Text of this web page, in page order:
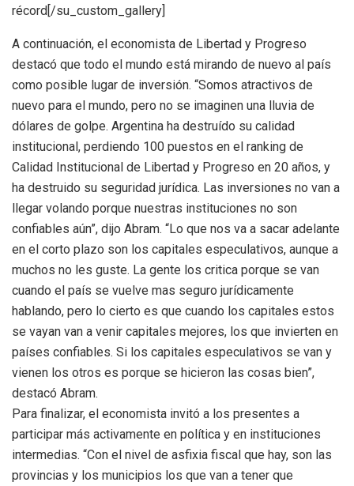
récord[/su_custom_gallery]
A continuación, el economista de Libertad y Progreso
destacó que todo el mundo está mirando de nuevo al país
como posible lugar de inversión. “Somos atractivos de
nuevo para el mundo, pero no se imaginen una lluvia de
dólares de golpe. Argentina ha destruído su calidad
institucional, perdiendo 100 puestos en el ranking de
Calidad Institucional de Libertad y Progreso en 20 años, y
ha destruido su seguridad jurídica. Las inversiones no van a
llegar volando porque nuestras instituciones no son
confiables aún”, dijo Abram. “Lo que nos va a sacar adelante
en el corto plazo son los capitales especulativos, aunque a
muchos no les guste. La gente los critica porque se van
cuando el país se vuelve mas seguro jurídicamente
hablando, pero lo cierto es que cuando los capitales estos
se vayan van a venir capitales mejores, los que invierten en
países confiables. Si los capitales especulativos se van y
vienen los otros es porque se hicieron las cosas bien”,
destacó Abram.
Para finalizar, el economista invitó a los presentes a
participar más activamente en política y en instituciones
intermedias. “Con el nivel de asfixia fiscal que hay, son las
provincias y los municipios los que van a tener que